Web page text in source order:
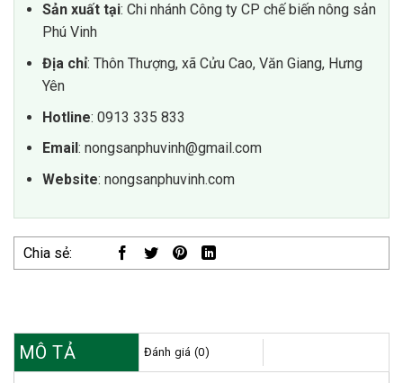
Sản xuất tại: Chi nhánh Công ty CP chế biến nông sản
Phú Vinh
Địa chỉ: Thôn Thượng, xã Cửu Cao, Văn Giang, Hưng
Yên
Hotline: 0913 335 833
Email: nongsanphuvinh@gmail.com
Website: nongsanphuvinh.com
Chia sẻ:
MÔ TẢ Đánh giá (0)